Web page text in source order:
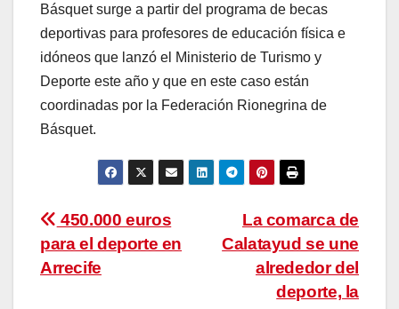
Básquet surge a partir del programa de becas
deportivas para profesores de educación física e
idóneos que lanzó el Ministerio de Turismo y
Deporte este año y que en este caso están
coordinadas por la Federación Rionegrina de
Básquet.
Navegación
de
La comarca de
Calatayud se une
alrededor del
deporte, la
450.000 euros
para el deporte en
Arrecife